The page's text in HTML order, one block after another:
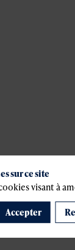
:
sur ce site
visant à
Accepter